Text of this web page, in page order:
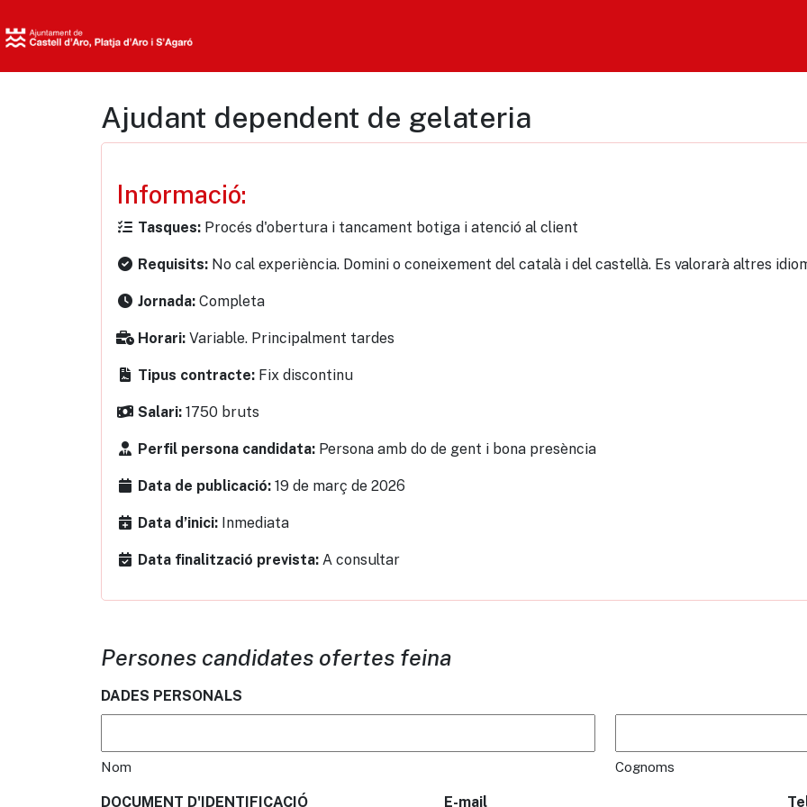
Ajudant dependent de gelateria
Informació:
Tasques: Procés d'obertura i tancament botiga i atenció al client
Requisits: No cal experiència. Domini o coneixement del català i del castellà. Es valorarà altres
Jornada: Completa
Horari: Variable. Principalment tardes
Tipus contracte: Fix discontinu
Salari: 1750 bruts
Perfil persona candidata: Persona amb do de gent i bona presència
Data de publicació: 19 de març de 2026
Data d’inici: Inmediata
Data finalització prevista: A consultar
Persones candidates ofertes feina
DADES PERSONALS
Nom Cognoms
DOCUMENT D'IDENTIFICACIÓ E-mail